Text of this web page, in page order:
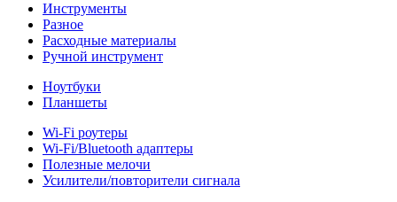
Инструменты
Разное
Расходные материалы
Ручной инструмент
Ноутбуки
Планшеты
Wi-Fi роутеры
Wi-Fi/Bluetooth адаптеры
Полезные мелочи
Усилители/повторители сигнала